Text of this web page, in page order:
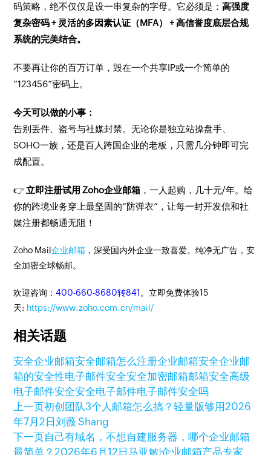
码策略，绝不仅仅是设一串复杂的字母。它必须是：高强度
复杂密码 + 灵活的多因素认证（MFA） + 高信誉度底层合规
系统的完美结合。
不要再让你的百万订单，毁在一个共享IP或一个简单的
“123456”密码上。
今天可以做的小事：
告别丢件、盗号与社媒封禁。无论你是独立站操盘手、
SOHO一族，还是百人跨国企业的老板，只需几分钟即可完
成配置。
👉 立即注册试用 Zoho企业邮箱 ，一人起购，几十元/年。给
你的跨境业务穿上最坚固的“防弹衣”，让每一封开发信和社
媒注册都畅通无阻！
Zoho Mail企业邮箱 ，深受国内外企业一致喜爱。纯净无广告，安
全加密全球畅邮。
欢迎咨询：400-660-8680转841 。立即免费体验15
天: https://www.zoho.com.cn/mail/
相关话题
安全企业邮箱安全邮箱怎么注册企业邮箱安全企业邮
箱的安全性电子邮件安全安全加密邮箱邮箱安全高级
电子邮件安全安全电子邮件电子邮件安全吗
上一页初创团队3个人邮箱怎么搞？轻量版够用2026
年7月2日刘薇 Shang
下一页自己有域名，不想自建服务器，哪个企业邮箱
最简单？2026年6月12日马亚敏|企业邮箱产品专家